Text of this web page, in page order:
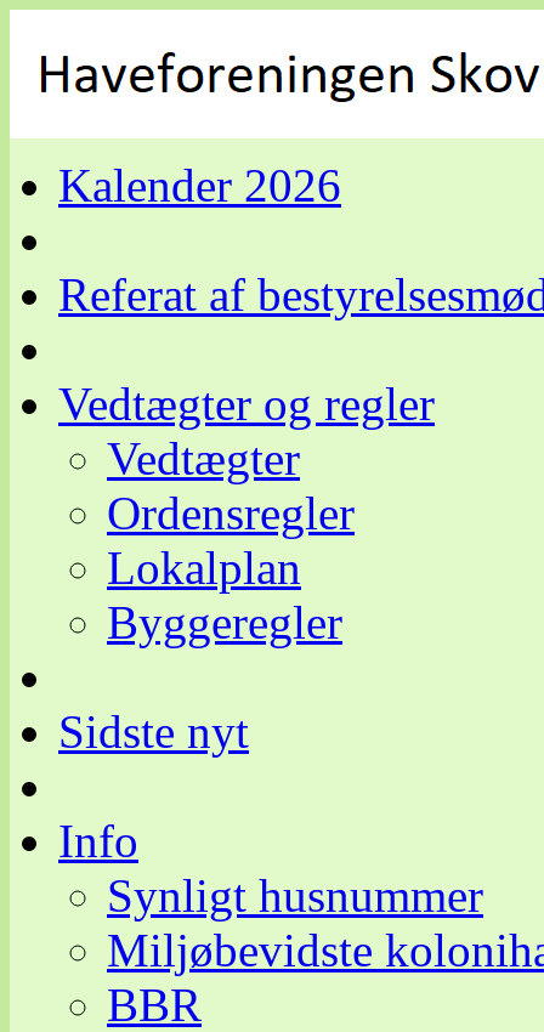
Kalender 2026
Referat af
Vedtægter og regler
Vedtægter
Ordensregler
Lokalplan
Byggeregler
Sidste nyt
Info
Synligt husnummer
Miljøbevidste
BBR